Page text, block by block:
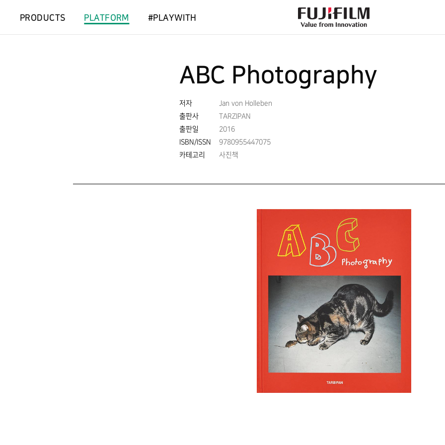
PRODUCTS PLATFORM #PLAYWITH
ABC Photography
저자
Jan von Holleben
출판사
TARZIPAN
출판일
2016
ISBN/ISSN
9780955447075
카테고리
사진책